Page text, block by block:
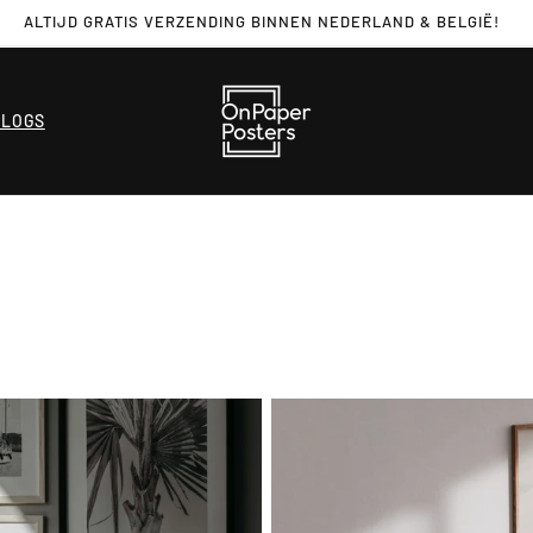
ALTIJD GRATIS VERZENDING BINNEN NEDERLAND & BELGIË!